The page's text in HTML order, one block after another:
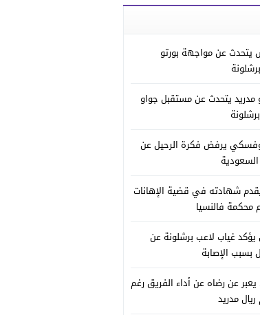
يتحدث عن مواجهة بورتو
مدريد يتحدث عن مستقبل جواو
يرفض فكرة الرحيل عن
شهادته في قضية الإهانات
محكمة فالنسيا
يؤكد غياب لاعب برشلونة عن
بسبب الإصابة
عن رضاه عن أداء الفريق رغم
مدريد